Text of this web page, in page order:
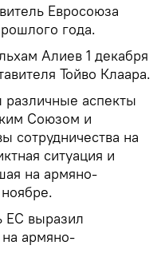
Евросоюза
года.
Алиев 1 декабря
Тойво Клаара.
аспекты
Союзом и
сотрудничества на
ситуация и
на армяно-
ЕС выразил
на армяно-